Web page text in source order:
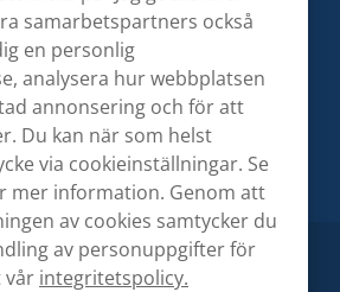
samarbetspartners också
en personlig
analysera hur webbplatsen
annonsering och för att
Du kan när som helst
via cookieinställningar. Se
mer information. Genom att
av cookies samtycker du
av personuppgifter för
vår integritetspolicy.